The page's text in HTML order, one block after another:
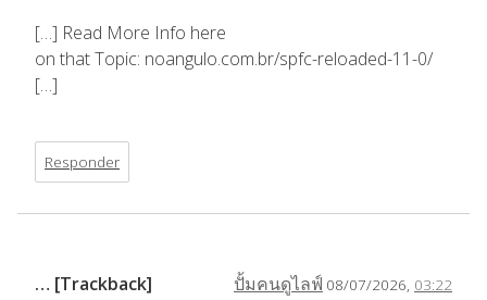
[…] Read More Info here
on that Topic: noangulo.com.br/spfc-reloaded-11-0/
[…]
Responder
ปั้มคนดูไลฟ์ 08/07/2026, 03:22
… [Trackback]